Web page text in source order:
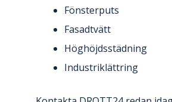
Fönsterputs
Fasadtvätt
Höghöjdsstädning
Industriklättring